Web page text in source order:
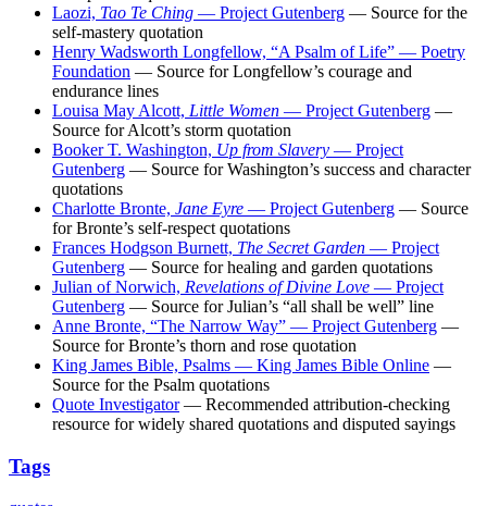
Laozi, Tao Te Ching — Project Gutenberg — Source for the
self-mastery quotation
Henry Wadsworth Longfellow, “A Psalm of Life” — Poetry
Foundation — Source for Longfellow’s courage and
endurance lines
Louisa May Alcott, Little Women — Project Gutenberg —
Source for Alcott’s storm quotation
Booker T. Washington, Up from Slavery — Project
Gutenberg — Source for Washington’s success and character
quotations
Charlotte Bronte, Jane Eyre — Project Gutenberg — Source
for Bronte’s self-respect quotations
Frances Hodgson Burnett, The Secret Garden — Project
Gutenberg — Source for healing and garden quotations
Julian of Norwich, Revelations of Divine Love — Project
Gutenberg — Source for Julian’s “all shall be well” line
Anne Bronte, “The Narrow Way” — Project Gutenberg —
Source for Bronte’s thorn and rose quotation
King James Bible, Psalms — King James Bible Online —
Source for the Psalm quotations
Quote Investigator— Recommended attribution-checking
resource for widely shared quotations and disputed sayings
Tags